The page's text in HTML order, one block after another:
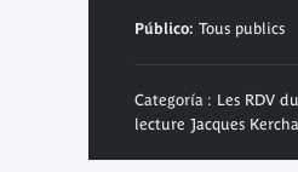
Público: Tous publics
Categoría : Les RDV
lecture Jacques